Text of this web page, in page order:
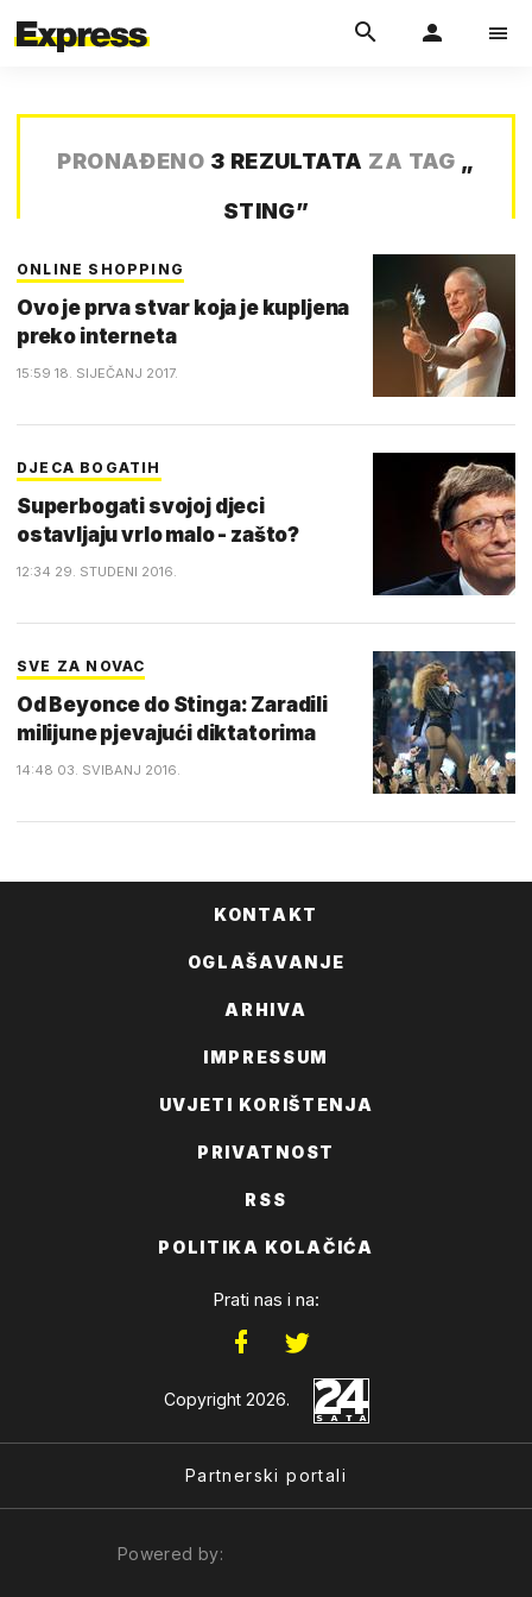
PRONAĐENO 3 REZULTATA ZA TAG „
STING”
ONLINE SHOPPING
Ovo je prva stvar koja je kupljena
preko interneta
15:59 18. SIJEČANJ 2017.
DJECA BOGATIH
Superbogati svojoj djeci
ostavljaju vrlo malo - zašto?
12:34 29. STUDENI 2016.
SVE ZA NOVAC
Od Beyonce do Stinga: Zaradili
milijune pjevajući diktatorima
14:48 03. SVIBANJ 2016.
KONTAKT
OGLAŠAVANJE
ARHIVA
IMPRESSUM
UVJETI KORIŠTENJA
PRIVATNOST
RSS
POLITIKA KOLAČIĆA
Prati nas i na:
Copyright 2026.
Partnerski portali
Powered by: